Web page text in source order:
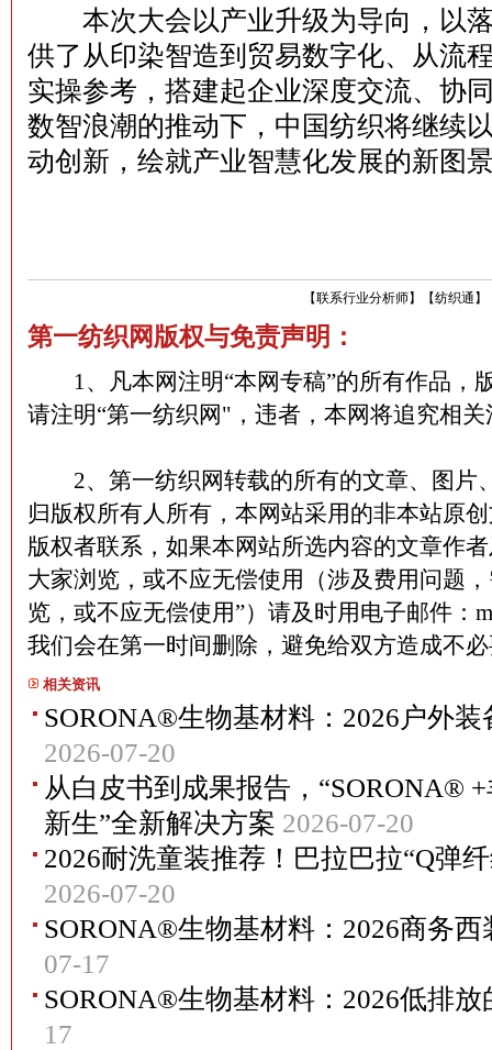
本次大会以产业升级为导向，以落
供了从印染智造到贸易数字化、从流
实操参考，搭建起企业深度交流、协
数智浪潮的推动下，中国纺织将继续
动创新，绘就产业智慧化发展的新图
【纺织通 】
【联系行业分析师】
第一纺织网版权与免责声明：
1、凡本网注明“本网专稿”的所有作品，
请注明“第一纺织网"，违者，本网将追究相
2、第一纺织网转载的所有的文章、图片
归版权所有人所有，本网站采用的非本站原
版权者联系，如果本网站所选内容的文章作
大家浏览，或不应无偿使用（涉及费用问题
览，或不应无偿使用”）请及时用电子邮件：
我们会在第一时间删除，避免给双方造成不
相关资讯
SORONA®生物基材料：2026户外
2026-07-20
从白皮书到成果报告，“SORONA®
新生”全新解决方案 2026-07-20
2026耐洗童装推荐！巴拉巴拉“Q弹
2026-07-20
SORONA®生物基材料：2026商务
07-17
SORONA®生物基材料：2026低排
17